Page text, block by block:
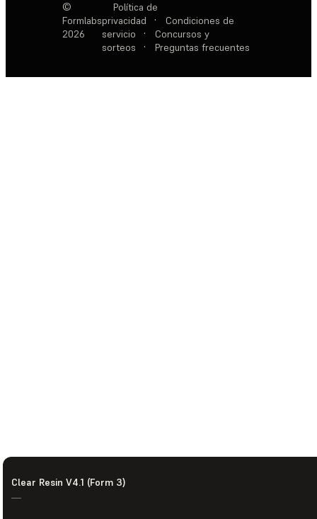
Clear Resin V4.1 (Form 3)
—
©
Formlabs
2026
Política de
privacidad
·
Condiciones de
servicio
·
Concursos y
sorteos
· Preguntas frecuentes